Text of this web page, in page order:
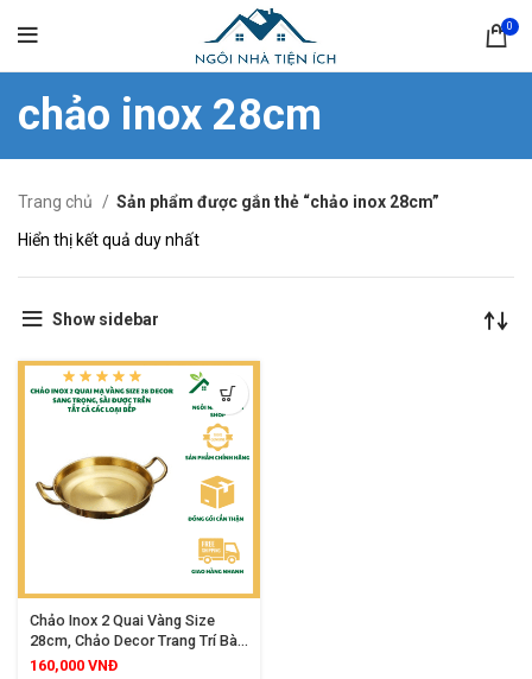
0
chảo inox 28cm
Trang chủ
Sản phẩm được gắn thẻ “chảo inox 28cm”
Hiển thị kết quả duy nhất
Show sidebar
Chảo Inox 2 Quai Vàng Size
28cm, Chảo Decor Trang Trí Bàn
Ăn Sang Trọng
160,000 VNĐ